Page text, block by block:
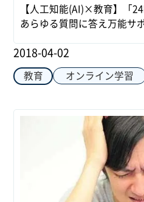
【人工知能(AI)×教育】「
あらゆる質問に答え万能サ
2018-04-02
教育 オンライン学習